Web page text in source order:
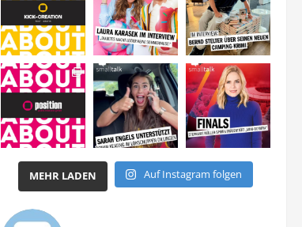
MEHR LADEN Auf Instagram folgen